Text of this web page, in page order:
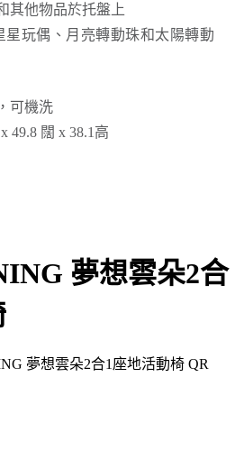
其他物品於托盤上
星玩偶、月亮轉動珠和太陽轉動
可機洗
49.8 闊 x 38.1高
夢想雲朵2合